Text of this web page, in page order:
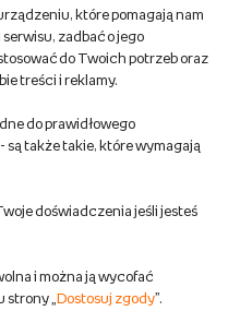
które pomagają nam
zadbać o jego
do Twoich potrzeb oraz
treści i reklamy.
do prawidłowego
są także takie, które wymagają
doświadczenia jeśli jesteś
i można ją wycofać
strony „ Dostosuj zgody”.